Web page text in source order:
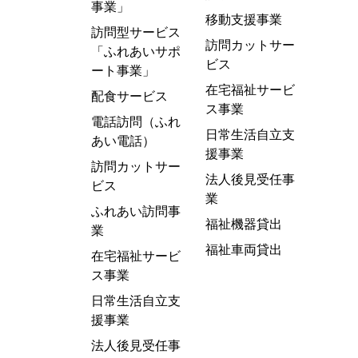
事業」
訪問型サービス
「ふれあいサポ
ート事業」
配食サービス
電話訪問（ふれ
あい電話）
訪問カットサー
ビス
ふれあい訪問事
業
在宅福祉サービ
ス事業
日常生活自立支
援事業
法人後見受任事
移動支援事業
訪問カットサー
ビス
在宅福祉サービ
ス事業
日常生活自立支
援事業
法人後見受任事
業
福祉機器貸出
福祉車両貸出